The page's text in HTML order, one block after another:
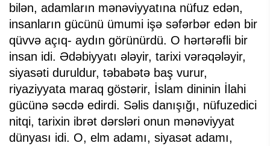
bilən, adamların mənəviyyatına nüfuz edən,
insanların gücünü ümumi işə səfərbər edən bir
qüvvə açıq- aydın görünürdü. O hərtərəfli bir
insan idi. Ədəbiyyatı ələyir, tarixi vərəqələyir,
siyasəti duruldur, təbabətə baş vurur,
riyaziyyata maraq göstərir, İslam dininin İlahi
gücünə səcdə edirdi. Səlis danışığı, nüfuzedici
nitqi, tarixin ibrət dərsləri onun mənəviyyat
dünyası idi. O, elm adamı, siyasət adamı,